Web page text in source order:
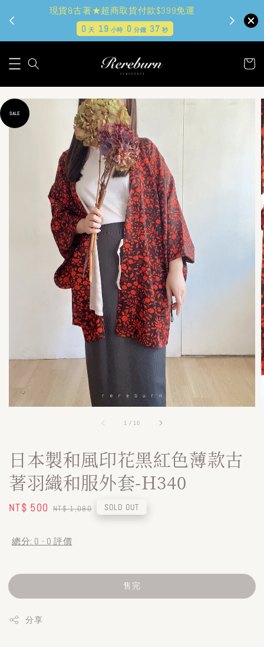
現貨&古著★超商取貨付款$399免運
0天 19 小時 0分鐘 36秒
1 / 10
SALE
日本製和風印花黑紅色薄款古
著羽織和服外套-H340
Sale
NT$ 500 Regular
NT$ 1,080 SOLD OUT
總分: 0 - 0 評價
售完
分享